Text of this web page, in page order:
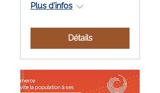
Plus d'infos
Détails